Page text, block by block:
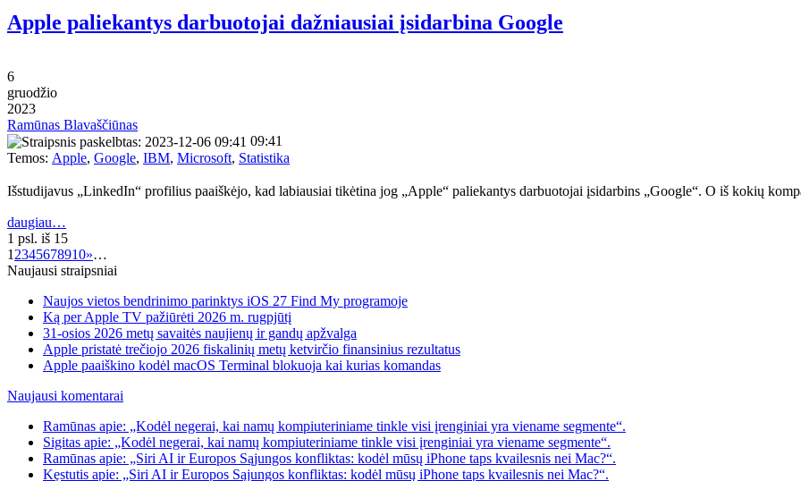
Apple paliekantys darbuotojai dažniausiai įsidarbina Google
6
gruodžio
2023
Ramūnas Blavaščiūnas
09:41
Temos: Apple, Google, IBM, Microsoft, Statistika
Išstudijavus „LinkedIn“ profilius paaiškėjo, kad labiausiai tikėtina jog „Apple“ paliekantys darbuotojai įsidarbins „Google“. O iš kokių
daugiau…
1 psl. iš 15
1 2345678910»…
Naujausi straipsniai
Naujos vietos bendrinimo parinktys iOS 27 Find My programoje
Ką per Apple TV pažiūrėti 2026 m. rugpjūtį
31-osios 2026 metų savaitės naujienų ir gandų apžvalga
Apple pristatė trečiojo 2026 fiskalinių metų ketvirčio finansinius rezultatus
Apple paaiškino kodėl macOS Terminal blokuoja kai kurias komandas
Naujausi komentarai
Ramūnas apie: „Kodėl negerai, kai namų kompiuteriniame tinkle visi įrenginiai yra viename segmente“.
Sigitas apie: „Kodėl negerai, kai namų kompiuteriniame tinkle visi įrenginiai yra viename segmente“.
Ramūnas apie: „Siri AI ir Europos Sąjungos konfliktas: kodėl mūsų iPhone taps kvailesnis nei Mac?“.
Kęstutis apie: „Siri AI ir Europos Sąjungos konfliktas: kodėl mūsų iPhone taps kvailesnis nei Mac?“.